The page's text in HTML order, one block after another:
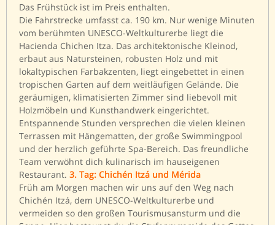
Das Frühstück ist im Preis enthalten.
Die Fahrstrecke umfasst ca. 190 km. Nur wenige Minuten
vom berühmten UNESCO-Weltkulturerbe liegt die
Hacienda Chichen Itza. Das architektonische Kleinod,
erbaut aus Natursteinen, robusten Holz und mit
lokaltypischen Farbakzenten, liegt eingebettet in einen
tropischen Garten auf dem weitläufigen Gelände. Die
geräumigen, klimatisierten Zimmer sind liebevoll mit
Holzmöbeln und Kunsthandwerk eingerichtet.
Entspannende Stunden versprechen die vielen kleinen
Terrassen mit Hängematten, der große Swimmingpool
und der herzlich geführte Spa-Bereich. Das freundliche
Team verwöhnt dich kulinarisch im hauseigenen
Restaurant. 3. Tag: Chichén Itzá und Mérida
Früh am Morgen machen wir uns auf den Weg nach
Chichén Itzá, dem UNESCO-Weltkulturerbe und
vermeiden so den großen Tourismusansturm und die